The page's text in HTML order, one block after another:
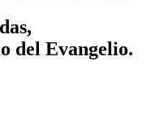
del Evangelio.